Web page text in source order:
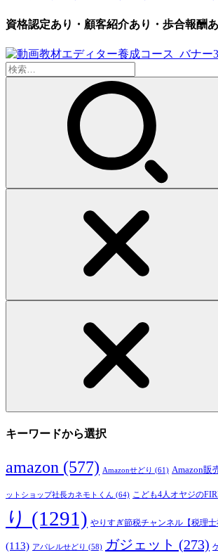
資格認定あり・顧客紹介あり・歩合報酬
検
索:
キーワードから選択
amazon (577) Amazonせどり (61) Amazon販
ットショップ社長カネモトくん (64) こども4人オヤジの
り (1291) やりすぎ節税チャンネル【税理士
(113) アパレルせどり (58) ガジェット (273)